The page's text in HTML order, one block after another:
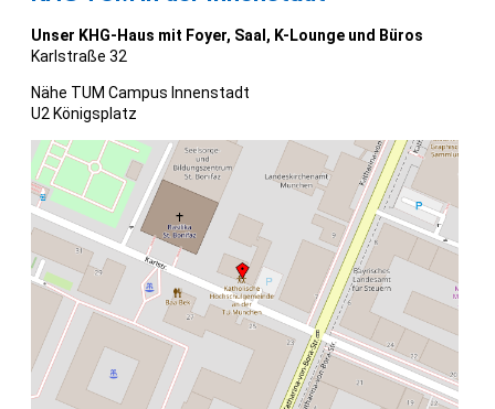
Unser KHG-Haus mit Foyer, Saal, K-Lounge und Büros
Karlstraße 32
Nähe TUM Campus Innenstadt
U2 Königsplatz